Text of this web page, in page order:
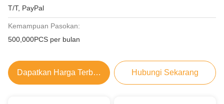
T/T, PayPal
Kemampuan Pasokan:
500,000PCS per bulan
Dapatkan Harga Terbaik Hubungi Sekarang